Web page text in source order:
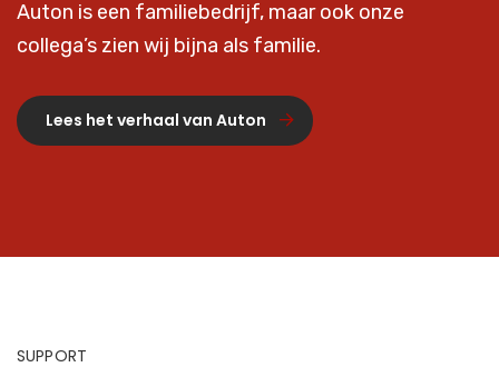
Auton is een familiebedrijf, maar ook onze
collega’s zien wij bijna als familie.
Lees het verhaal van Auton
SUPPORT